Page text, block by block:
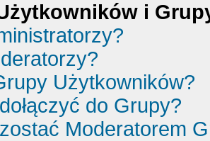
i
Użytkowników?
do Grupy?
Moderatorem